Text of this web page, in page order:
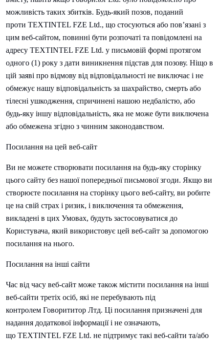
можливість таких збитків. Будь-який позов, поданий
проти TEXTINTEL FZE Ltd., що стосуються або пов’язані з
цим веб-сайтом, повинні бути розпочаті та повідомлені на
адресу TEXTINTEL FZE Ltd. у письмовій формі протягом
одного (1) року з дати виникнення підстав для позову. Ніщо в
цій заяві про відмову від відповідальності не виключає і не
обмежує нашу відповідальність за шахрайство, смерть або
тілесні ушкодження, спричинені нашою недбалістю, або
будь-яку іншу відповідальність, яка не може бути виключена
або обмежена згідно з чинним законодавством.
Посилання на цей веб-сайт
Ви не можете створювати посилання на будь-яку сторінку
цього сайту без нашої попередньої письмової згоди. Якщо ви
створюєте посилання на сторінку цього веб-сайту, ви робите
це на свій страх і ризик, і виключення та обмеження,
викладені в цих Умовах, будуть застосовуватися до
Користувача, який використовує цей веб-сайт за допомогою
посилання на нього.
Посилання на інші сайти
Час від часу веб-сайт може також містити посилання на інші
веб-сайти третіх осіб, які не перебувають під
контролем Говорититор Лтд. Ці посилання призначені для
надання додаткової інформації і не означають,
що TEXTINTEL FZE Ltd. не підтримує такі веб-сайти та/або